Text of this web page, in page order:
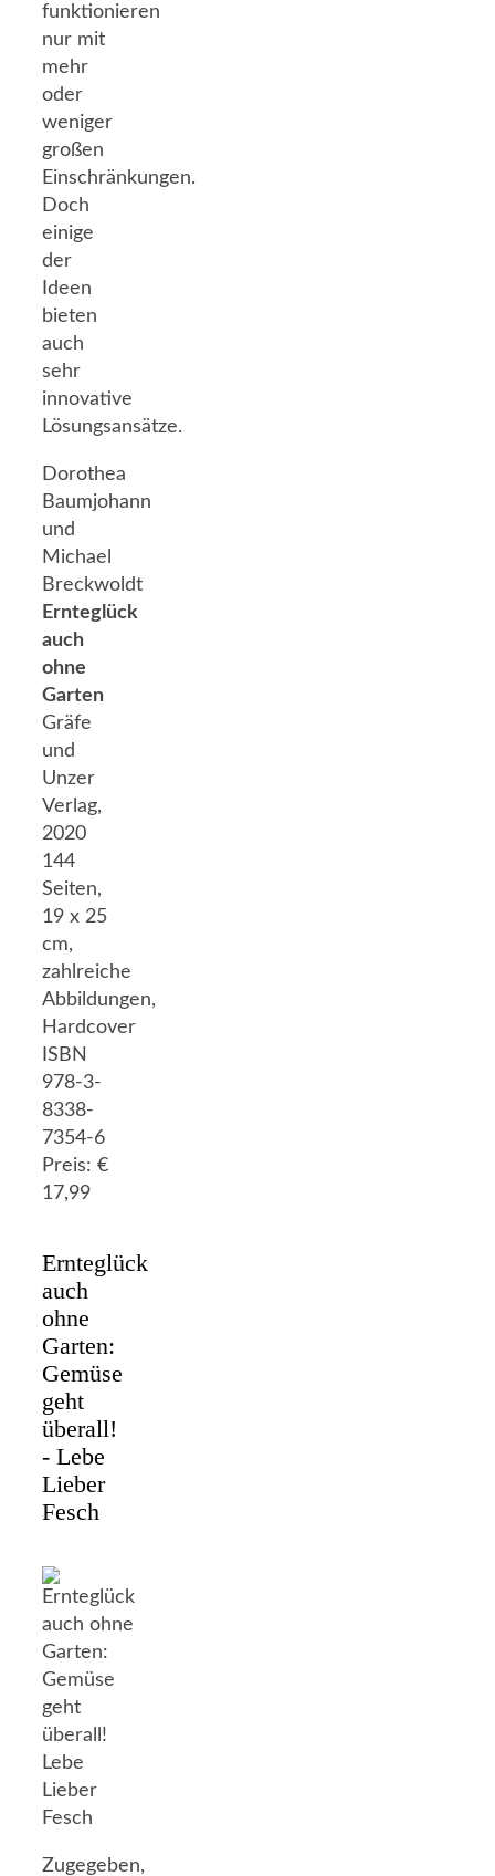
funktionieren
nur mit
mehr
oder
weniger
großen
Einschränkungen.
Doch
einige
der
Ideen
bieten
auch
sehr
innovative
Lösungsansätze.
Dorothea
Baumjohann
und
Michael
Breckwoldt
Ernteglück
auch
ohne
Garten
Gräfe
und
Unzer
Verlag,
2020
144
Seiten,
19 x 25
cm,
zahlreiche
Abbildungen,
Hardcover
ISBN
978-3-
8338-
7354-6
Preis: €
17,99
Ernteglück
auch
ohne
Garten:
Gemüse
geht
überall!
- Lebe
Lieber
Fesch
Zugegeben,